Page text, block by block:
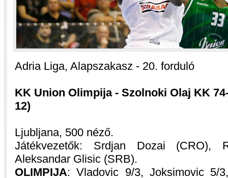
Adria Liga, Alapszakasz - 20. forduló
KK Union Olimpija - Szolnoki Olaj KK
12)
Ljubljana, 500 néző.
Játékvezetők: Srdjan Dozai (CRO),
Aleksandar Glisic (SRB).
OLIMPIJA: Vladovic 9/3, Joksimovic 5/